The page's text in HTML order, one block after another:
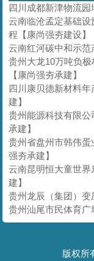
四川成都新津物流园
云南临沧孟定基础
程【康尚强夯建设】
云南红河碳中和示范
贵州大龙10万吨负
【康尚强夯承建】
四川康贝德新材料
建】
贵州能源科技有限
承建】
贵州省盘州市韩伟
强夯承建】
云南昆明恒大童世
建】
贵州龙辰（集团）变
贵州汕尾市民体育广
版权所